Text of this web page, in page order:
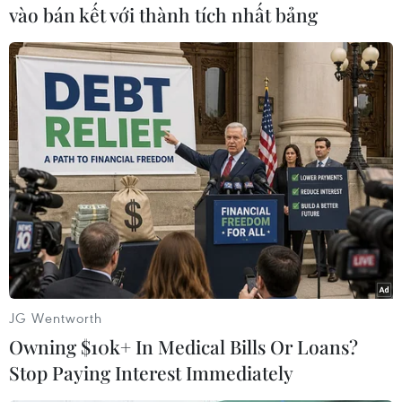
C, vùng núi có nơi 12-15 độ C. Nhiệt độ cao nhất
22-25 độ C.
Thủ đô Hà Nội nhiều mây, sáng sớm và đêm có
mưa nhỏ, mưa phùn và sương mù rải rác, sáng
sớm và đêm trời rét. Nhiệt độ thấp nhất: 18-20
độ C, cao nhất 22-25 độ C.
Các tỉnh từ Thanh Hóa đến Thừa Thiên-Huế
nhiều mây, có mưa vài nơi, sáng sớm có sương
mù và sương mù nhẹ rải rác, trưa chiều giảm
mây trời nắng. Gió Đông Bắc cấp 2. Nhiệt độ
thấp nhất: 19-22 độ C, có nơi trên 22 độ C. Nhiệt
độ cao nhất: 22-25 độ C, phía Nam 24-27 độ C.
Các tỉnh, thành phố từ Đà Nẵng đến Bình Thuận
có mây, ngày nắng, đêm có mưa rào và dông vài
vào bán kết với thành tích nhất bảng
JG Wentworth
Owning $10k+ In Medical Bills Or Loans?
Stop Paying Interest Immediately